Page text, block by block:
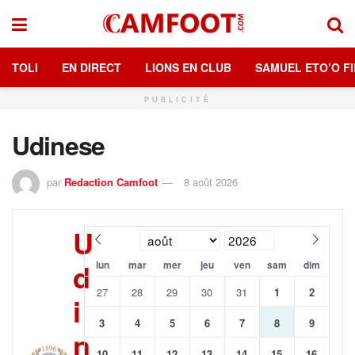
TOLI EN DIRECT LIONS EN CLUB SAMUEL ETO’O
PUBLICITÉ
Udinese
par Redaction Camfoot 8 août 2026
U
d
i
n
lun mar mer jeu ven sam dim
27 28 29 30 31 1 2
3 4 5 6 7 8 9